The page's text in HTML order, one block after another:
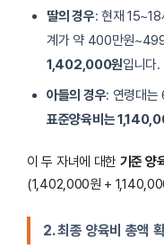
딸의 경우: 현재 15~18
계가 약 400만원
1,402,000원입니다.
아들의 경우: 연령대는
표준양육비는
이 두 자녀에 대한 기준 양
(1,402,000원 +
2. 최종 양육비 총액